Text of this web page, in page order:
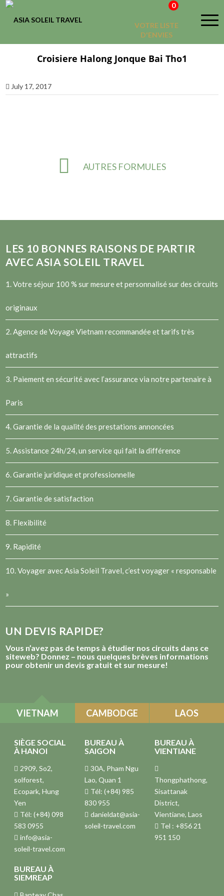
VOTRE LISTE
D'ENVIES
0
Croisiere Halong Jonque Bai Tho1
July 17, 2017
AUTRES FORMULES
LES 10 BONNES RAISONS DE PARTIR
AVEC ASIA SOLEIL TRAVEL
1. Votre séjour 100 % sur mesure et personnalisé sur des circuits
originaux
2.Agence de Voyage Vietnam recommandée et tarifs très
attractifs
3. Paiement en sécurité avec l’assurance via notre partenaire à
Paris
4. Garantie de la qualité des prestations annoncées
5. Assistance 24h/24, un service qui fait la différence
6. Garantie juridique et professionnelle
7. Garantie de satisfaction
8. Flexibilité
9. Rapidité
10. Voyager avec Asia Soleil Travel, c’est voyager « responsable
»
UN DEVIS RAPIDE?
Vous n’avez pas de temps à étudier nos circuits dans ce
siteweb? Donnez – nous quelques brèves informations
pour obtenir un devis gratuit et sur mesure!
VIETNAM CAMBODGE LAOS
SIÈGE SOCIAL
À HANOI
2909, So2,
solforest,
Ecopark, Hung
Yen
Tél: (+84) 098
583 0955
info@asia-
soleil-travel.com
BUREAU À
SAIGON
30A, Pham Ngu
Lao, Quan 1
Tél: (+84) 985
830 955
danieldat@asia-
soleil-travel.com
BUREAU À
VIENTIANE
Thongphathong,
Sisattanak
District,
Vientiane, Laos
Tel : +856 21
951 150
BUREAU À
SIEMREAP